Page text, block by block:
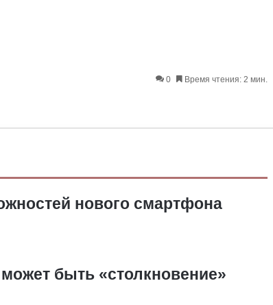
0 Время чтения: 2 мин.
нового смартфона
быть «столкновение»